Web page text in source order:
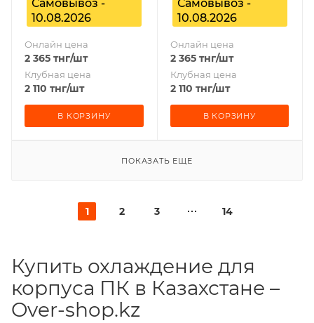
Самовывоз -
10.08.2026
Онлайн цена
2 365 тнг/шт
Клубная цена
2 110 тнг/шт
В КОРЗИНУ
Самовывоз -
10.08.2026
Онлайн цена
2 365тнг/шт
Клубная цена
2 110 тнг/шт
В КОРЗИНУ
ПОКАЗАТЬ ЕЩЕ
1 2 3 14
Купить охлаждение для
корпуса ПК в Казахстане –
Over-shop.kz